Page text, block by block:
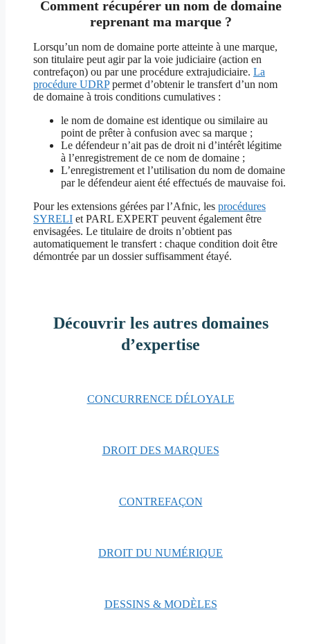
Comment récupérer un nom de domaine
reprenant ma marque ?
Lorsqu’un nom de domaine porte atteinte à une marque,
son titulaire peut agir par la voie judiciaire (action en
contrefaçon) ou par une procédure extrajudiciaire. La
procédure UDRPpermet d’obtenir le transfert d’un nom
de domaine à trois conditions cumulatives :
le nom de domaine est identique ou similaire au
point de prêter à confusion avec sa marque ;
Le défendeur n’ait pas de droit ni d’intérêt légitime
à l’enregistrement de ce nom de domaine ;
L’enregistrement et l’utilisation du nom de domaine
par le défendeur aient été effectués de mauvaise foi.
Pour les extensions gérées par l’Afnic, les procédures
SYRELI et PARL EXPERT peuvent également être
envisagées. Le titulaire de droits n’obtient pas
automatiquement le transfert : chaque condition doit être
démontrée par un dossier suffisamment étayé.
Découvrir les autres domaines
d’expertise
CONCURRENCE DÉLOYALE
DROIT DES MARQUES
CONTREFAÇON
DROIT DU NUMÉRIQUE
DESSINS & MODÈLES